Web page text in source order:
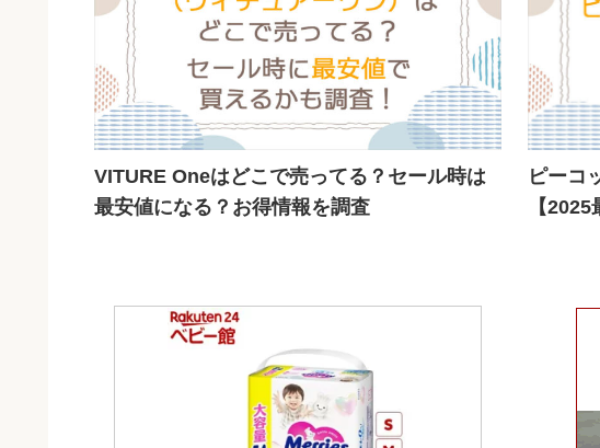
VITURE Oneはどこで売ってる？セール時は
最安値になる？お得情報を調査
ピーコ
【